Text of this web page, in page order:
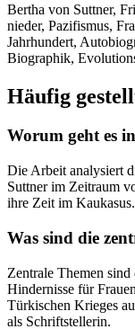
Bertha von Suttner,
nieder, Pazifismus,
Jahrhundert,
Biographik,
Häufig
Worum geht es
Die Arbeit analysiert
Suttner im Zeitraum
ihre Zeit im Kaukasus.
Was sind die
Zentrale Themen
Hindernisse für
Türkischen Krieges
als Schriftstellerin.